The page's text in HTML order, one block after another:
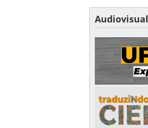
Audiovisual